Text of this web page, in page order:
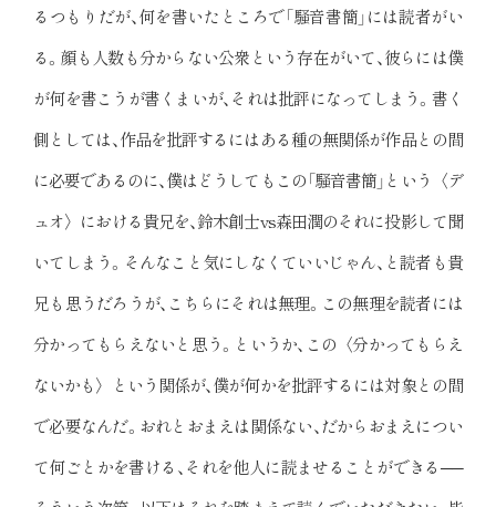
るつもりだが、何を書いたところで「騒音書簡」には読者がい
る。顔も人数も分からない公衆という存在がいて、彼らには僕
が何を書こうが書くまいが、それは批評になってしまう。書く
側としては、作品を批評するにはある種の無関係が作品との間
に必要であるのに、僕はどうしてもこの「騒音書簡」という〈デ
ュオ〉における貴兄を、鈴木創士vs森田潤のそれに投影して聞
いてしまう。そんなこと気にしなくていいじゃん、と読者も貴
兄も思うだろうが、こちらにそれは無理。この無理を読者には
分かってもらえないと思う。というか、この〈分かってもらえ
ないかも〉という関係が、僕が何かを批評するには対象との間
で必要なんだ。おれとおまえは関係ない、だからおまえについ
て何ごとかを書ける、それを他人に読ませることができる──